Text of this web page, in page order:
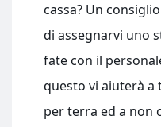
cassa? Un
di assegnarvi uno
fate con il
questo vi aiuterà a
per terra ed a non